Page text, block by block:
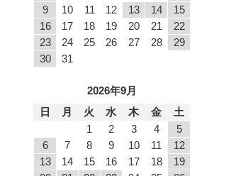
9
10 11 12 13 14
15
16
17 18 19 20 21
22
23
24 25 26 27 28
29
30
31
2026年9月
日
月 火 水 木 金
土
1
2 3 4
5
6
7 8 9 10 11
12
13
14 15 16 17 18
19